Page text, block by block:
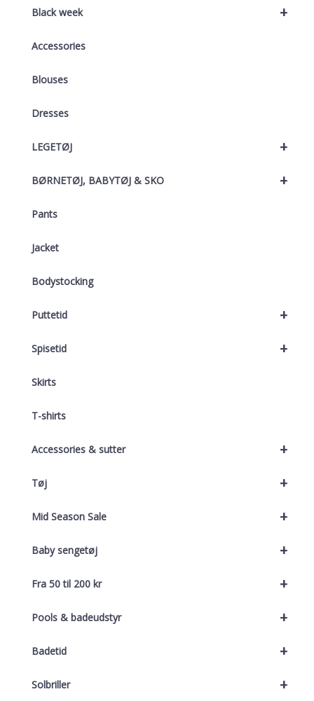
+
Black week
Accessories
Blouses
Dresses
+
LEGETØJ
+
BØRNETØJ, BABYTØJ & SKO
Pants
Jacket
Bodystocking
+
Puttetid
+
Spisetid
Skirts
T-shirts
+
Accessories & sutter
+
Tøj
+
Mid Season Sale
+
Baby sengetøj
+
Fra 50 til 200 kr
+
Pools & badeudstyr
+
Badetid
+
Solbriller